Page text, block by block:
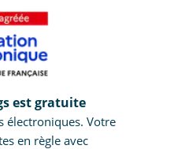
est gratuite
électroniques. Votre
en règle avec